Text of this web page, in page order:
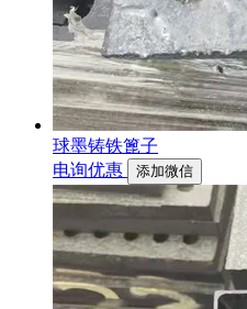
球墨铸铁篦子
电询优惠
添加微信